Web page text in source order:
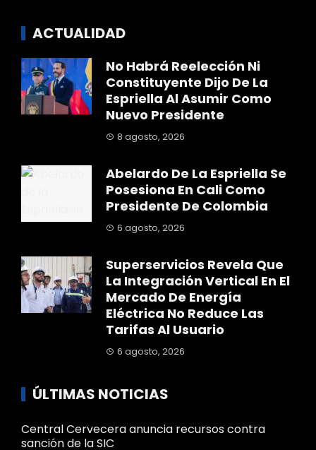
ACTUALIDAD
No Habrá Reelección Ni
Constituyente Dijo De La
Espriella Al Asumir Como
Nuevo Presidente
8 agosto, 2026
Abelardo De La Espriella Se
Posesiona En Cali Como
Presidente De Colombia
6 agosto, 2026
Superservicios Revela Que
La Integración Vertical En El
Mercado De Energía
Eléctrica No Reduce Las
Tarifas Al Usuario
6 agosto, 2026
ÚLTIMAS NOTICIAS
Central Cervecera anuncia recursos contra
sanción de la SIC